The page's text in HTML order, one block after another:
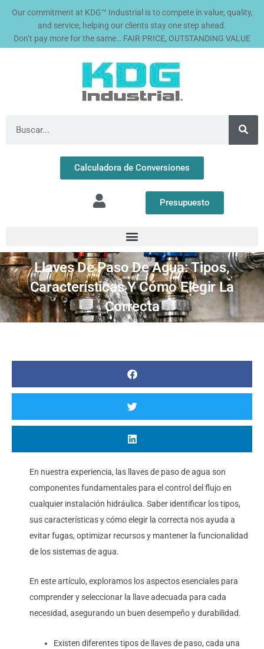
Our commitment at KDG™ Industrial is to compete in value, quality,
and service, helping our clients stay one step ahead.
Don’t pay more for the same… FAIR PRICE, OUTSTANDING VALUE
Calculadora de Conversiones
Presupuesto
Llaves De Paso De Agua: Tipos,
Características Y Cómo Elegir La
Correcta
En nuestra experiencia, las llaves de paso de agua son
componentes fundamentales para el control del flujo en
cualquier instalación hidráulica. Saber identificar los tipos,
sus características y cómo elegir la correcta nos ayuda a
evitar fugas, optimizar recursos y mantener la funcionalidad
de los sistemas de agua.
En este artículo, exploramos los aspectos esenciales para
comprender y seleccionar la llave adecuada para cada
necesidad, asegurando un buen desempeño y durabilidad.
Existen diferentes tipos de llaves de paso, cada una